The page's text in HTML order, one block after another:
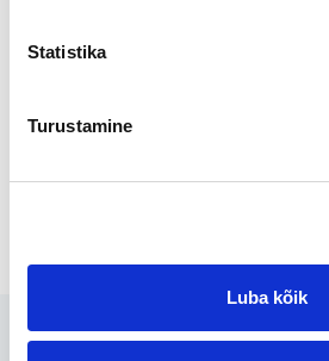
Statistika
Turustamine
Luba kõik
Kaupan välitti Suomen Yrityskaupat
antti.pajatsalo@yrityskaupat.net
Seotud